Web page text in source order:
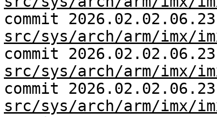
commit
src/sys/arch/arm/imx/
commit
src/sys/arch/arm/imx/
commit
src/sys/arch/arm/imx/